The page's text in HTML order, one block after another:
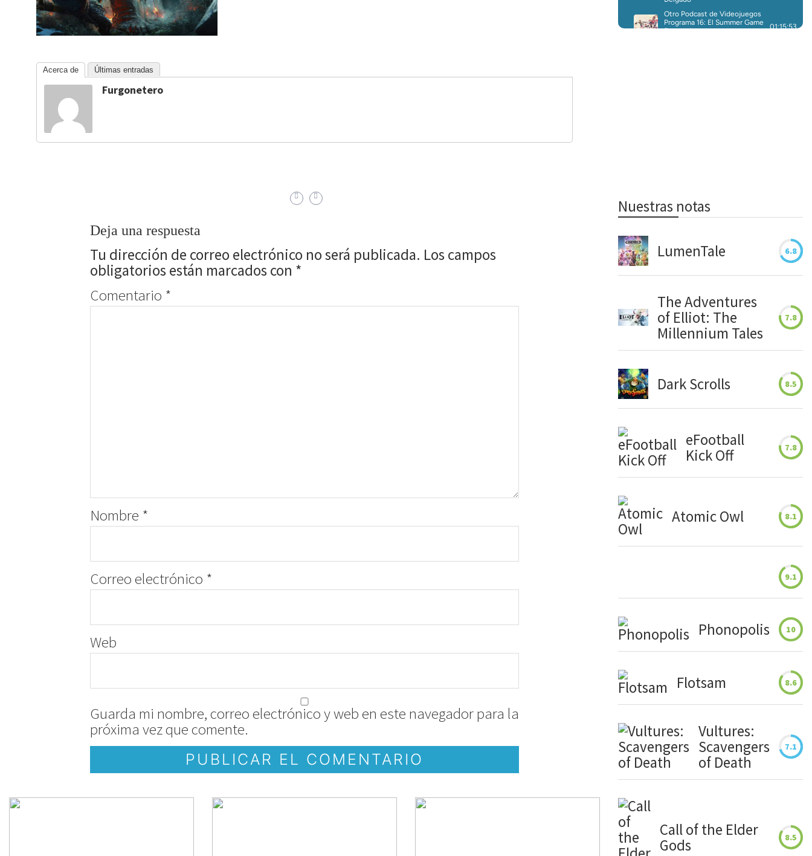
Acerca de Últimas entradas
Furgonetero
Deja una respuesta
Tu dirección de correo electrónico no será publicada. Los campos
obligatorios están marcados con *
Comentario *
Nombre *
Correo electrónico *
Web
Guarda mi nombre, correo electrónico y web en este navegador para la
próxima vez que comente.
Nuestras notas
LumenTale 6.8
The Adventures
of Elliot: The
Millennium Tales
7.8
Dark Scrolls 8.5
eFootball
Kick Off
7.8
Atomic Owl 8.1
9.1
Phonopolis 10
Flotsam 8.6
Vultures:
Scavengers
of Death
7.1
Call of the Elder
Gods
8.5